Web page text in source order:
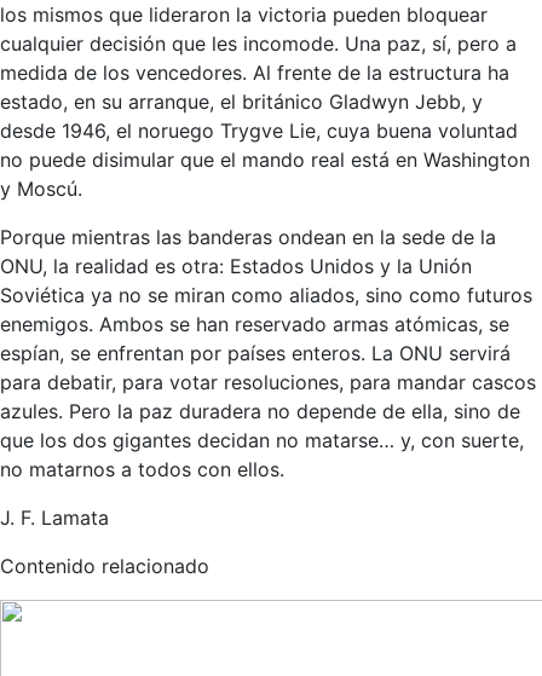
los mismos que lideraron la victoria pueden bloquear
cualquier decisión que les incomode. Una paz, sí, pero a
medida de los vencedores. Al frente de la estructura ha
estado, en su arranque, el británico Gladwyn Jebb, y
desde 1946, el noruego Trygve Lie, cuya buena voluntad
no puede disimular que el mando real está en Washington
y Moscú.
Porque mientras las banderas ondean en la sede de la
ONU, la realidad es otra: Estados Unidos y la Unión
Soviética ya no se miran como aliados, sino como futuros
enemigos. Ambos se han reservado armas atómicas, se
espían, se enfrentan por países enteros. La ONU servirá
para debatir, para votar resoluciones, para mandar cascos
azules. Pero la paz duradera no depende de ella, sino de
que los dos gigantes decidan no matarse… y, con suerte,
no matarnos a todos con ellos.
J. F. Lamata
Contenido relacionado